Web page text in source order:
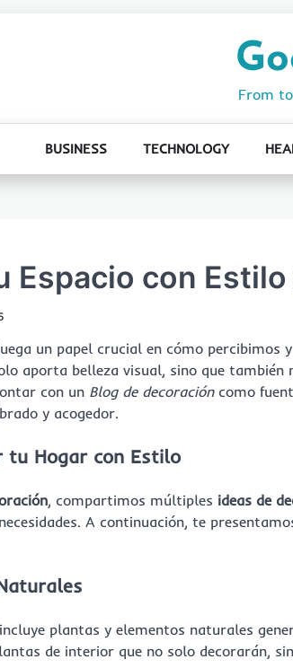
From
BUSINESS TECHNOLOGY
Espacio con
un papel crucial en cómo percibimos
aporta belleza visual, sino que
con un Blog de decoracióncomo
y acogedor.
tu Hogar con Estilo
, compartimos múltiples ideas de
A continuación, te
plantas y elementos naturales
de interior que no solo decorarán,